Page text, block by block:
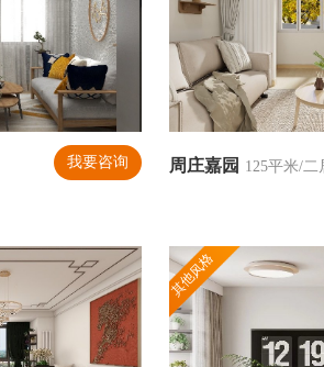
我要咨询 周庄嘉园 125平米/二
其他风格